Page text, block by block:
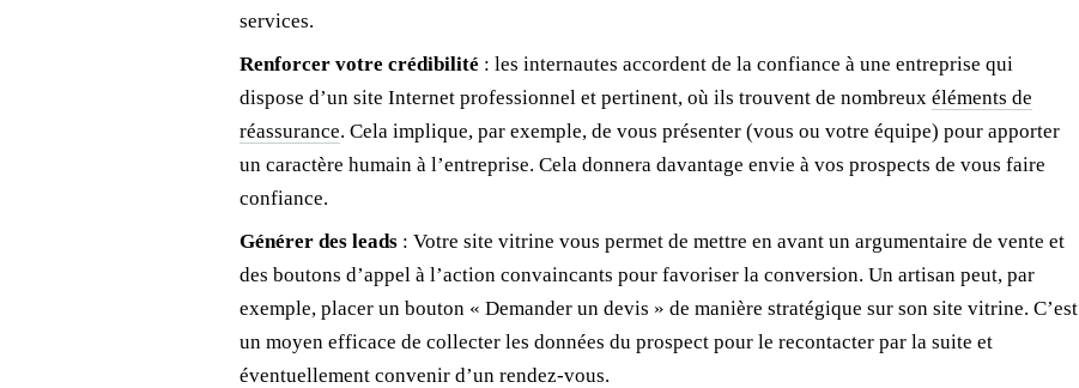
services.
Renforcer votre crédibilité : les internautes accordent de la confiance à une entreprise qui
dispose d’un site Internet professionnel et pertinent, où ils trouvent de nombreux éléments de
réassurance. Cela implique, par exemple, de vous présenter (vous ou votre équipe) pour apporter
un caractère humain à l’entreprise. Cela donnera davantage envie à vos prospects de vous faire
confiance.
Générer des leads : Votre site vitrine vous permet de mettre en avant un argumentaire de vente et
des boutons d’appel à l’action convaincants pour favoriser la conversion. Un artisan peut, par
exemple, placer un bouton « Demander un devis » de manière stratégique sur son site vitrine. C’est
un moyen efficace de collecter les données du prospect pour le recontacter par la suite et
éventuellement convenir d’un rendez-vous.